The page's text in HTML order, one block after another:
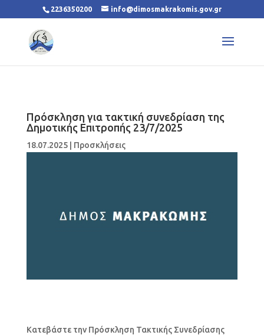
2236350200 info@dimosmakrakomis.gov.gr
Πρόσκληση για τακτική συνεδρίαση της
Δημοτικής Επιτροπής 23/7/2025
18.07.2025| Προσκλήσεις
Κατεβάστε την Πρόσκληση Τακτικής Συνεδρίασης